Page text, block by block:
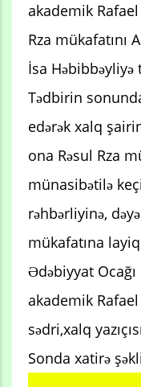
akademik
Rza mükafatını
İsa
Tədbirin
edərək xalq
ona Rəsul Rza
münasibətilə
rəhbərliyinə,
mükafatına
Ədəbiyyat
akademik Rafael
sədri,xalq
Sonda xatirə